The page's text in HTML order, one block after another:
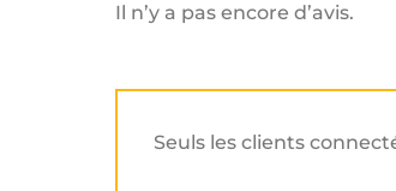
Il n’y a pas encore d’avis.
Seuls les clients